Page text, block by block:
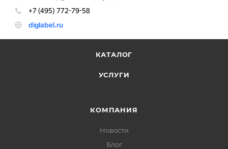
КАТАЛОГ
УСЛУГИ
КОМПАНИЯ
Новости
Блог